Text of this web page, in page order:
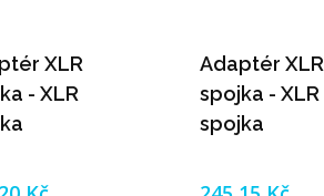
XLR
- XLR
Adaptér XLR
spojka - XLR
spojka